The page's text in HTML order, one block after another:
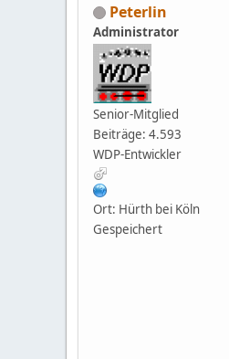
Peterlin
Administrator
Senior-Mitglied
Beiträge: 4.593
WDP-Entwickler
Ort: Hürth bei Köln
Gespeichert